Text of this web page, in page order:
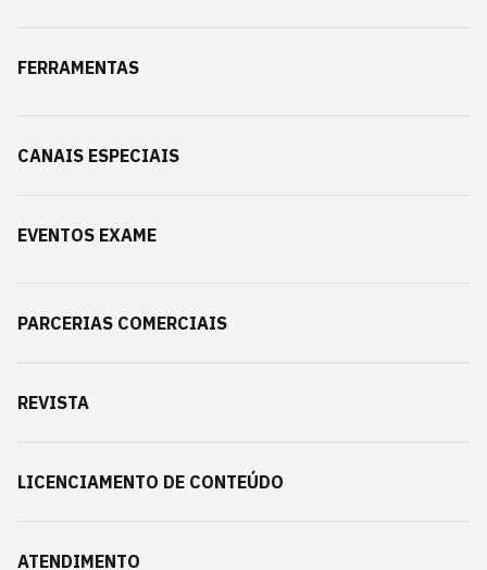
FERRAMENTAS
CANAIS ESPECIAIS
EVENTOS EXAME
PARCERIAS COMERCIAIS
REVISTA
LICENCIAMENTO DE CONTEÚDO
ATENDIMENTO